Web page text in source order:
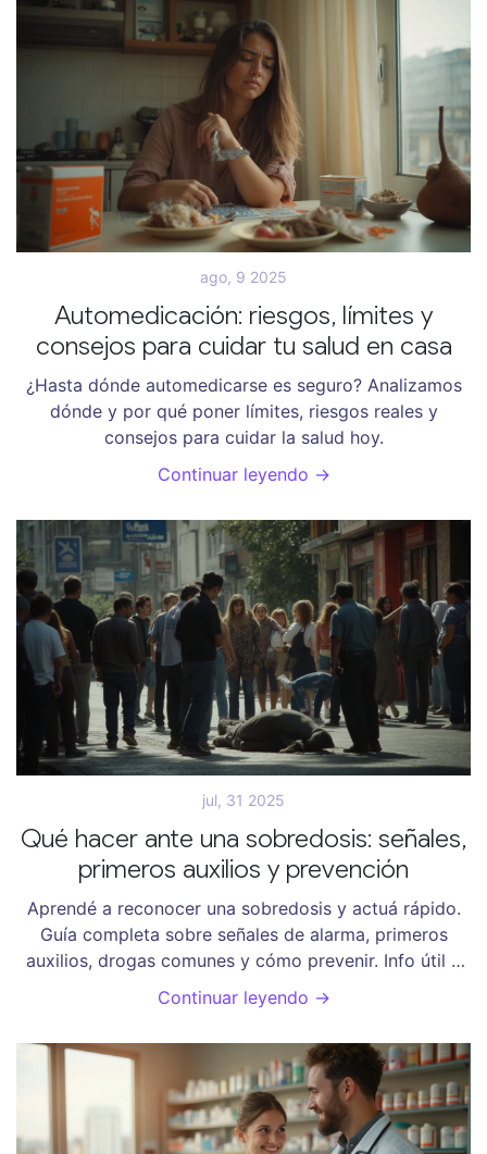
ago, 9 2025
Automedicación: riesgos, límites y
consejos para cuidar tu salud en casa
¿Hasta dónde automedicarse es seguro? Analizamos
dónde y por qué poner límites, riesgos reales y
consejos para cuidar la salud hoy.
Continuar leyendo →
jul, 31 2025
Qué hacer ante una sobredosis: señales,
primeros auxilios y prevención
Aprendé a reconocer una sobredosis y actuá rápido.
Guía completa sobre señales de alarma, primeros
auxilios, drogas comunes y cómo prevenir. Info útil y
directa.
Continuar leyendo →